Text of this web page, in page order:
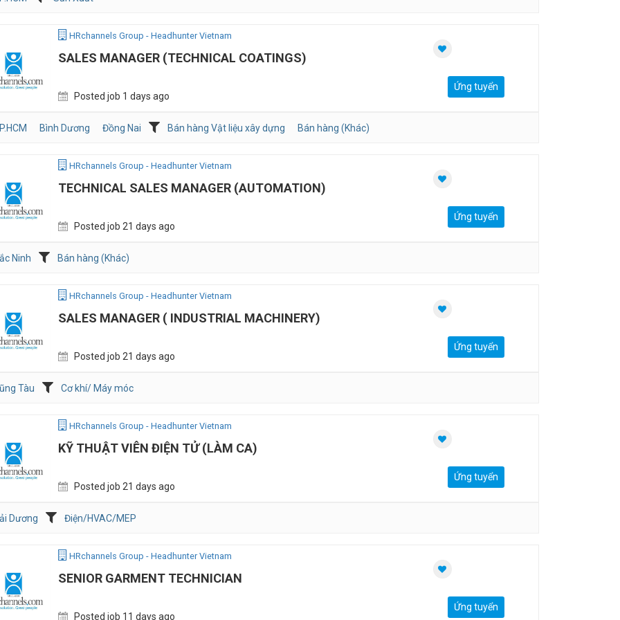
HRchannels Group - Headhunter Vietnam
SALES MANAGER (TECHNICAL COATINGS)
Posted job 1 days ago
Ứng tuyển
Bình Dương Đồng Nai Bán hàng Vật liệu xây dựng Bán hàng (Khác)
HRchannels Group - Headhunter Vietnam
TECHNICAL SALES MANAGER (AUTOMATION)
Posted job 21 days ago
Ứng tuyển
Ninh Bán hàng (Khác)
HRchannels Group - Headhunter Vietnam
SALES MANAGER ( INDUSTRIAL MACHINERY)
Posted job 21 days ago
Ứng tuyển
Tàu Cơ khí/ Máy móc
HRchannels Group - Headhunter Vietnam
KỸ THUẬT VIÊN ĐIỆN TỬ (LÀM CA)
Posted job 21 days ago
Ứng tuyển
Dương Điện/HVAC/MEP
HRchannels Group - Headhunter Vietnam
SENIOR GARMENT TECHNICIAN
Posted job 11 days ago
Ứng tuyển